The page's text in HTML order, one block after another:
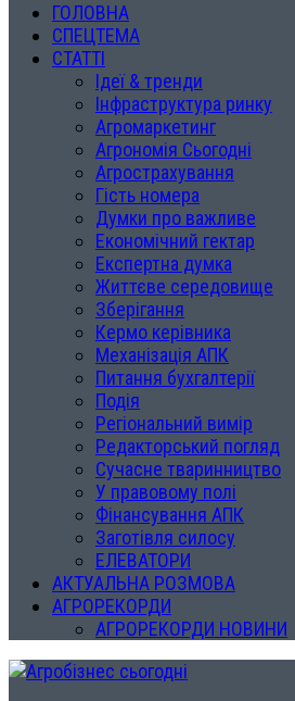
ГОЛОВНА
СПЕЦТЕМА
СТАТТІ
Ідеї & тренди
Інфраструктура ринку
Агромаркетинг
Агрономія Сьогодні
Агрострахування
Гість номера
Думки про важливе
Економічний гектар
Експертна думка
Життєве середовище
Зберігання
Кермо керівника
Механізація АПК
Питання бухгалтерії
Подія
Регіональний вимір
Редакторський погляд
Сучасне тваринництво
У правовому полі
Фінансування АПК
Заготівля силосу
ЕЛЕВАТОРИ
АКТУАЛЬНА РОЗМОВА
АГРОРЕКОРДИ
АГРОРЕКОРДИ НОВИНИ